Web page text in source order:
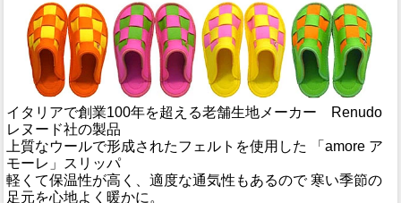
イタリアで創業100年を超える老舗生地メーカー Renudo
レヌード社の製品
上質なウールで形成されたフェルトを使用した 「amore ア
モーレ」スリッパ
軽くて保温性が高く、適度な通気性もあるので 寒い季節の
足元を心地よく暖かに。